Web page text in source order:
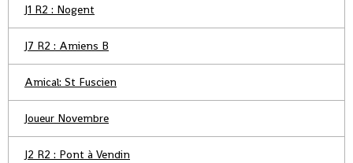
J1 R2 : Nogent
J7 R2 : Amiens B
Amical: St Fuscien
Joueur Novembre
J2 R2 : Pont à Vendin